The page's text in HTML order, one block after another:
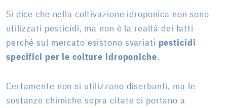
Si dice che nella coltivazione idroponica non sono
utilizzati pesticidi, ma non è la realtà dei fatti
perché sul mercato esistono svariati pesticidi
specifici per le colture idroponiche.
Certamente non si utilizzano diserbanti, ma le
sostanze chimiche sopra citate ci portano a